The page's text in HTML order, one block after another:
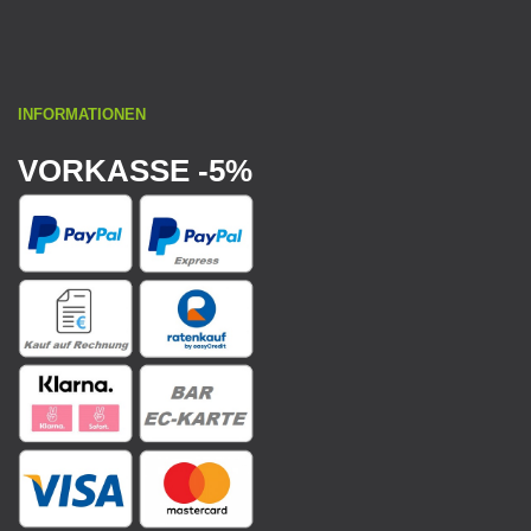
INFORMATIONEN
VORKASSE -5%